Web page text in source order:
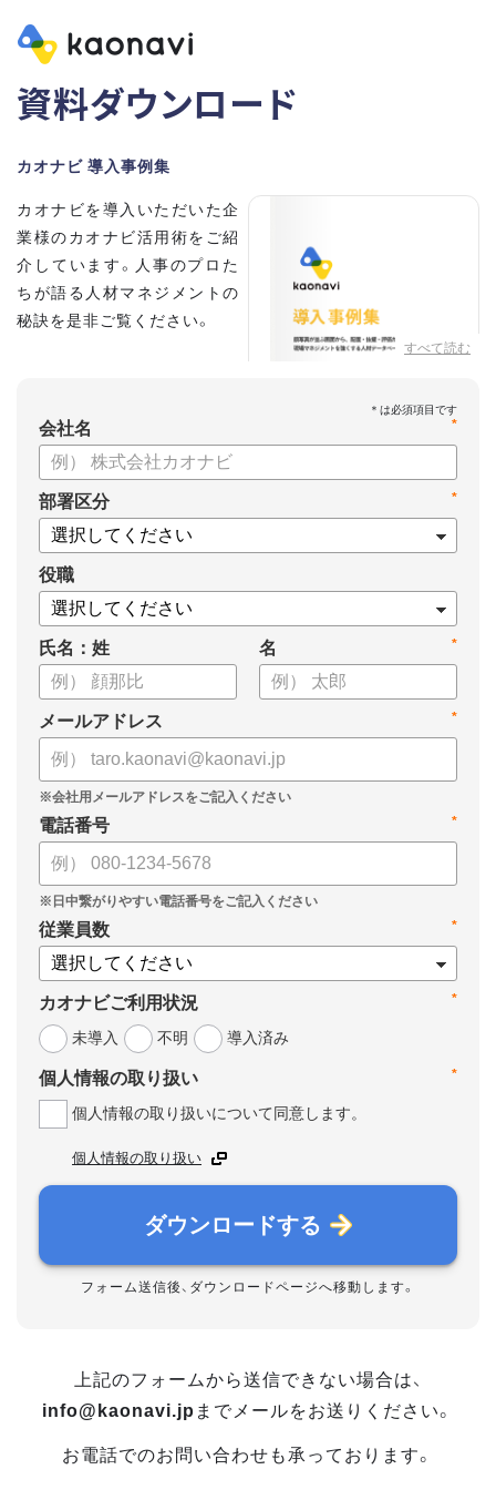
資料ダウンロード
カオナビ 導入事例集
すべて読む
カオナビを導入いただいた企
業様のカオナビ活用術をご紹
介しています。人事のプロた
ちが語る人材マネジメントの
秘訣を是非ご覧ください。
*
会社名
*
部署区分
役職
氏名：姓 *
名
*
メールアドレス
*
電話番号
*
従業員数
*
カオナビご利用状況
未導入
不明 導入済み
*
個人情報の取り扱い
個人情報の取り扱いについて同意します。
個人情報の取り扱い
ダウンロードする
フォーム送信後、ダウンロードページへ移動します。
上記のフォームから送信できない場合は、
info@kaonavi.jp までメールをお送りください。
お電話でのお問い合わせも承っております。